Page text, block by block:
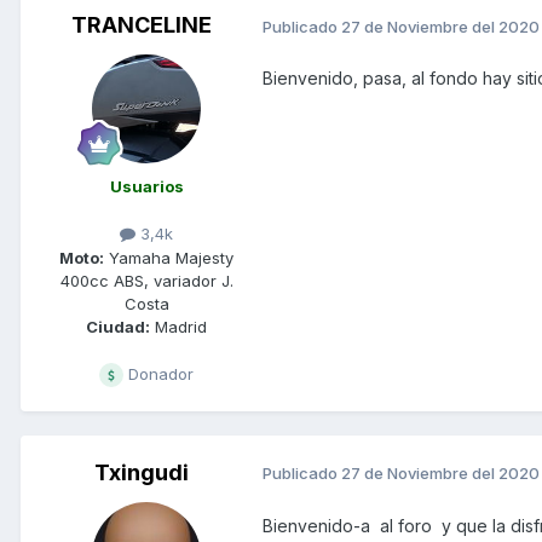
TRANCELINE
Usuarios
3,4k
Moto: Yamaha Majesty
400cc ABS, variador J.
Costa
Ciudad: Madrid
Donador
Publicado 27 de Noviembre del 2020
Bienvenido, pasa, al fondo hay
Txingudi Publicado 27 de Noviembre del 2020
Bienvenido-a al foro y que la